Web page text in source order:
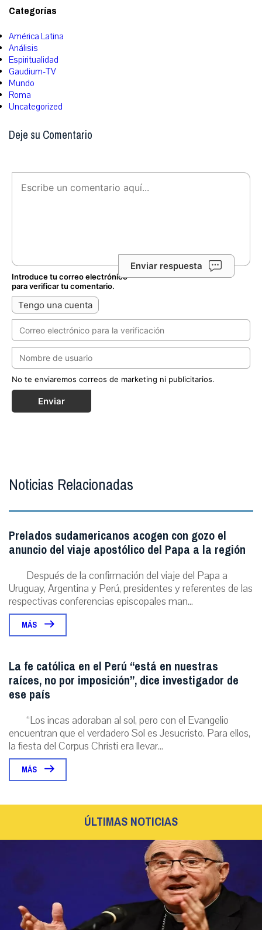
Categorías
América Latina
Análisis
Espiritualidad
Gaudium-TV
Mundo
Roma
Uncategorized
Deje su Comentario
Enviar respuesta
Introduce tu correo electrónico
para verificar tu comentario.
Tengo una cuenta
No te enviaremos correos de marketing ni publicitarios.
Enviar
Noticias Relacionadas
Prelados sudamericanos acogen con gozo el
anuncio del viaje apostólico del Papa a la región
Después de la confirmación del viaje del Papa a
Uruguay, Argentina y Perú, presidentes y referentes de las
respectivas conferencias episcopales man...
MÁS
La fe católica en el Perú “está en nuestras
raíces, no por imposición”, dice investigador de
ese país
“Los incas adoraban al sol, pero con el Evangelio
encuentran que el verdadero Sol es Jesucristo. Para ellos,
la fiesta del Corpus Christi era llevar...
MÁS
ÚLTIMAS NOTICIAS